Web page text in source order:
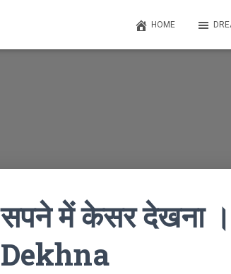
HOME
सपने में केसर देखना
Dekhna